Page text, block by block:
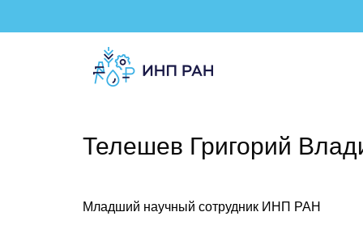
Телешев Григорий
Младший научный сотрудник ИНП РАН